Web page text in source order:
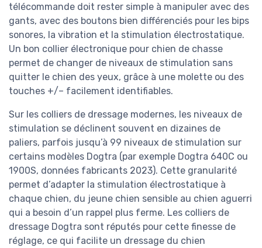
télécommande doit rester simple à manipuler avec des
gants, avec des boutons bien différenciés pour les bips
sonores, la vibration et la stimulation électrostatique.
Un bon collier électronique pour chien de chasse
permet de changer de niveaux de stimulation sans
quitter le chien des yeux, grâce à une molette ou des
touches +/– facilement identifiables.
Sur les colliers de dressage modernes, les niveaux de
stimulation se déclinent souvent en dizaines de
paliers, parfois jusqu’à 99 niveaux de stimulation sur
certains modèles Dogtra (par exemple Dogtra 640C ou
1900S, données fabricants 2023). Cette granularité
permet d’adapter la stimulation électrostatique à
chaque chien, du jeune chien sensible au chien aguerri
qui a besoin d’un rappel plus ferme. Les colliers de
dressage Dogtra sont réputés pour cette finesse de
réglage, ce qui facilite un dressage du chien